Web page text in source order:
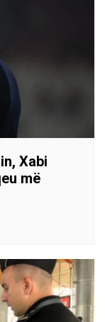
Xabi
më